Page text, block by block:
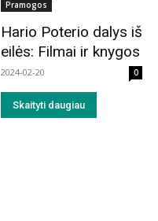
Pramogos
Hario Poterio dalys iš
eilės: Filmai ir knygos
2024-02-20 0
Skaityti daugiau